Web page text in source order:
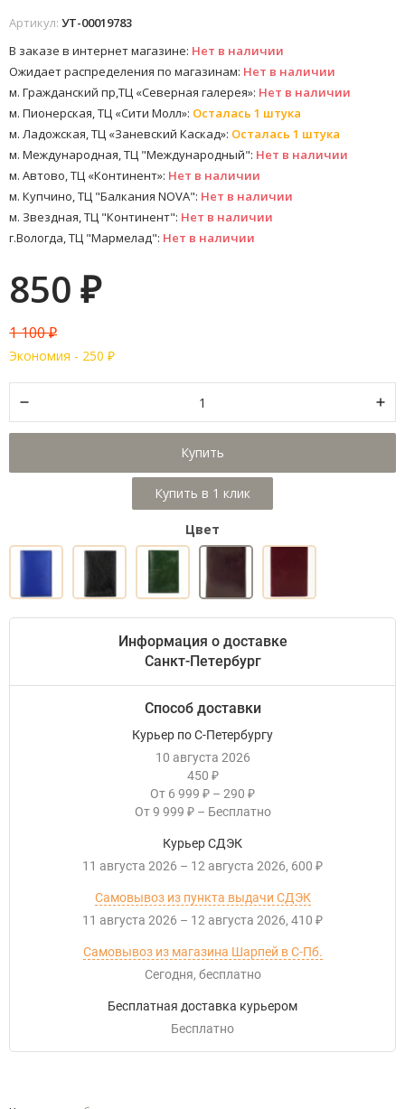
Артикул: УТ-00019783
В заказе в интернет магазине: Нет в наличии
Ожидает распределения по магазинам: Нет в наличии
м. Гражданский пр,ТЦ «Северная галерея»: Нет в наличии
м. Пионерская, ТЦ «Сити Молл»: Осталась 1 штука
м. Ладожская, ТЦ «Заневский Каскад»: Осталась 1 штука
м. Международная, ТЦ "Международный": Нет в наличии
м. Автово, ТЦ «Континент»: Нет в наличии
м. Купчино, ТЦ "Балкания NOVA": Нет в наличии
м. Звездная, ТЦ "Континент": Нет в наличии
г.Вологда, ТЦ "Мармелад": Нет в наличии
850 ₽
1 100₽
Экономия - 250 ₽
Купить
Цвет
Информация о доставке
Санкт-Петербург
Способ доставки
Курьер по С-Петербургу
10 августа 2026
450 ₽
От 6 999 ₽ – 290 ₽
От 9 999 ₽ – Бесплатно
Курьер СДЭК
11 августа 2026 – 12 августа 2026 600 ₽
Самовывоз из пункта выдачи СДЭК
11 августа 2026 – 12 августа 2026 410 ₽
Самовывоз из магазина Шарпей в С-Пб.
Сегодня
Бесплатно
Бесплатная доставка курьером
Бесплатно